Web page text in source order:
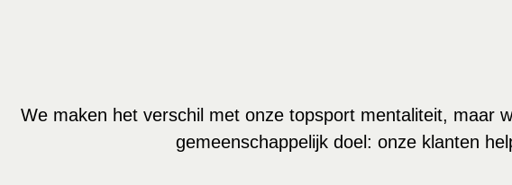
We maken het verschil met onze topsport mentaliteit, maar
gemeenschappelijk doel: onze klanten